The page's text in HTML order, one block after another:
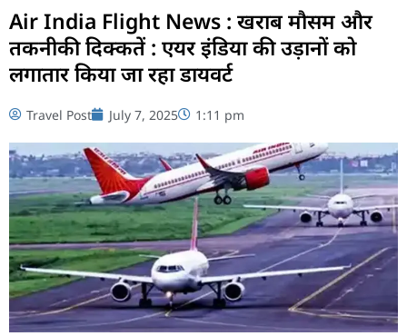
Air India Flight News : खराब मौसम और
तकनीकी दिक्कतें : एयर इंडिया की उड़ानों को
लगातार किया जा रहा डायवर्ट
Travel Post July 7, 2025 1:11 pm